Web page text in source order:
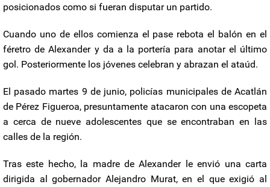
posicionados como si fueran disputar un partido.
Cuando uno de ellos comienza el pase rebota el balón en el
féretro de Alexander y da a la portería para anotar el último
gol. Posteriormente los jóvenes celebran y abrazan el ataúd.
El pasado martes 9 de junio, policías municipales de Acatlán
de Pérez Figueroa, presuntamente atacaron con una escopeta
a cerca de nueve adolescentes que se encontraban en las
calles de la región.
Tras este hecho, la madre de Alexander le envió una carta
dirigida al gobernador Alejandro Murat, en el que exigió al